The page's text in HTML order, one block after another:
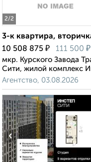
2/2
3-к квартира,
10 508 875 ₽ 111 500 ₽
мкр. Курского Завода
Сити, жилой комплекс
Агентство, 03.08.2026
‹